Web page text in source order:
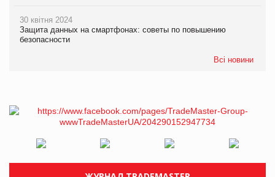
30 квітня 2024
Защита данных на смартфонах: советы по повышению
безопасности
Всі новини